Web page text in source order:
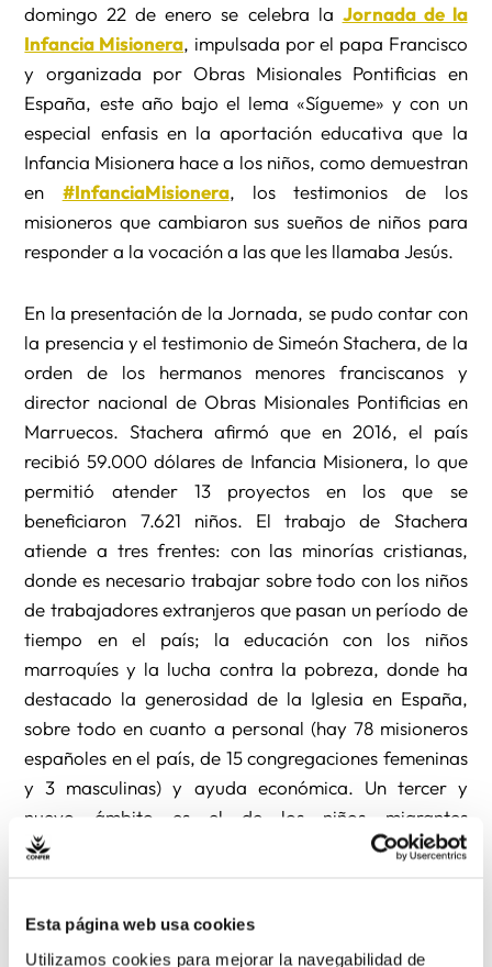
Esta página web usa cookies
Utilizamos cookies para mejorar la navegabilidad de
domingo 22 de enero se celebra la Jornada de la
Infancia Misionera, impulsada por el papa Francisco
y organizada por Obras Misionales Pontificias en
España, este año bajo el lema «Sígueme» y con un
especial enfasis en la aportación educativa que la
Infancia Misionera hace a los niños, como demuestran
en #InfanciaMisionera, los testimonios de los
misioneros que cambiaron sus sueños de niños para
responder a la vocación a las que les llamaba Jesús.
En la presentación de la Jornada, se pudo contar con
la presencia y el testimonio de Simeón Stachera, de la
orden de los hermanos menores franciscanos y
director nacional de Obras Misionales Pontificias en
Marruecos. Stachera afirmó que en 2016, el país
recibió 59.000 dólares de Infancia Misionera, lo que
permitió atender 13 proyectos en los que se
beneficiaron 7.621 niños. El trabajo de Stachera
atiende a tres frentes: con las minorías cristianas,
donde es necesario trabajar sobre todo con los niños
de trabajadores extranjeros que pasan un período de
tiempo en el país; la educación con los niños
marroquíes y la lucha contra la pobreza, donde ha
destacado la generosidad de la Iglesia en España,
sobre todo en cuanto a personal (hay 78 misioneros
españoles en el país, de 15 congregaciones femeninas
y 3 masculinas) y ayuda económica. Un tercer y
nuevo ámbito es el de los niños migrantes
vulnerables, desde los abandonados hasta aquellos
implicación personal del arzobispo de Tánger, el